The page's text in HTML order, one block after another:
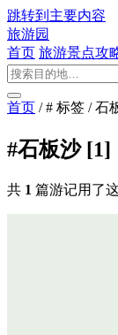
跳转到主要内容
旅游园
首页 旅游景点攻
首页 / # 标签 / 石
#石板沙 [1]
共 1 篇游记用了